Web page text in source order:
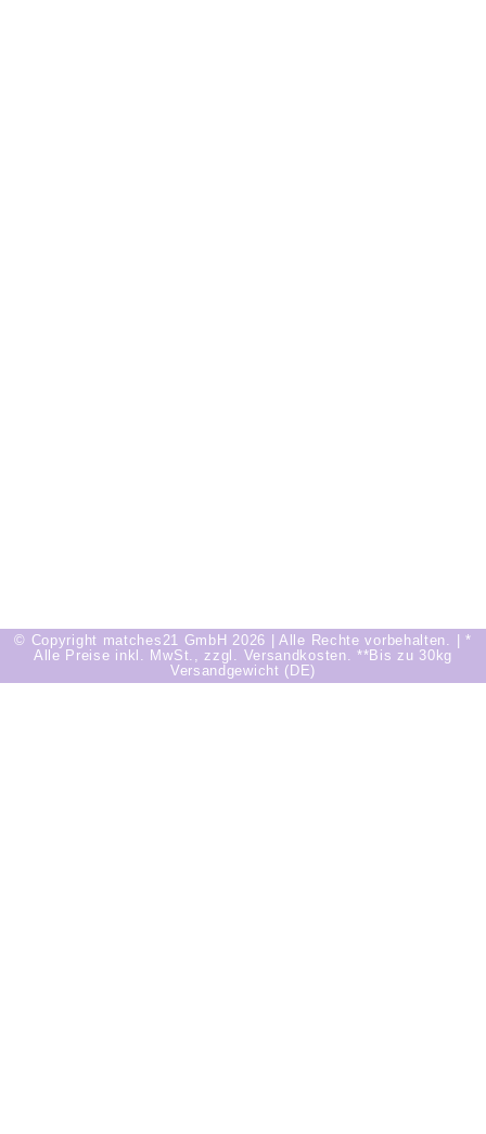
© Copyright matches21 GmbH 2026 | Alle Rechte vorbehalten. | *
Alle Preise inkl. MwSt., zzgl. Versandkosten. **Bis zu 30kg
Versandgewicht (DE)